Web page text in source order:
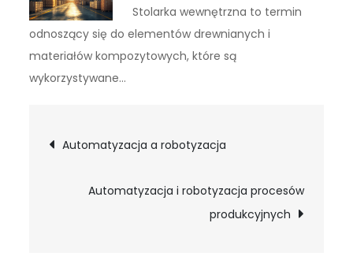
Stolarka wewnętrzna to termin
odnoszący się do elementów drewnianych i
materiałów kompozytowych, które są
wykorzystywane…
Nawigacja
wpisu
Automatyzacja a robotyzacja
Automatyzacja i robotyzacja procesów
produkcyjnych